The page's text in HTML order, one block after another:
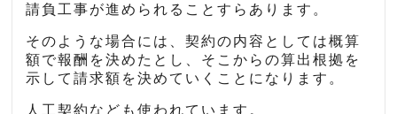
請負工事が進められることすらあります。
そのような場合には、契約の内容としては概算
額で報酬を決めたとし、そこからの算出根拠を
示して請求額を決めていくことになります。
人工契約なども使われています。